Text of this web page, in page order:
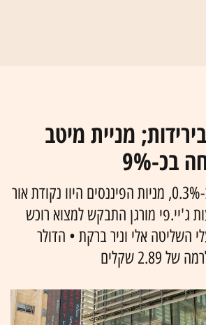
מניית מיטב
9%
מדד ת"א 35 ירד בכ-0.3%, מניות הפיננסים היוו נקודת אור
ג'יי.פי מורגן התבקש למצוא רוכש
השליטה אלי וניר ברקת • הדולר
שקלים